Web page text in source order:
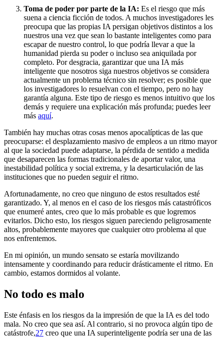
Toma de poder por parte de la IA: Es el riesgo que más
suena a ciencia ficción de todos. A muchos investigadores les
preocupa que las propias IA persigan objetivos distintos a los
nuestros una vez que sean lo bastante inteligentes como para
escapar de nuestro control, lo que podría llevar a que la
humanidad pierda su poder o incluso sea aniquilada por
completo. Por desgracia, garantizar que una IA más
inteligente que nosotros siga nuestros objetivos se considera
actualmente un problema técnico sin resolver; es posible que
los investigadores lo resuelvan con el tiempo, pero no hay
garantía alguna. Este tipo de riesgo es menos intuitivo que los
demás y requiere una explicación más profunda; puedes leer
más aquí.
También hay muchas otras cosas menos apocalípticas de las que
preocuparse: el desplazamiento masivo de empleos a un ritmo mayor
al que la sociedad puede adaptarse, la pérdida de sentido a medida
que desaparecen las formas tradicionales de aportar valor, una
inestabilidad política y social extrema, y la desarticulación de las
instituciones que no pueden seguir el ritmo.
Afortunadamente, no creo que ninguno de estos resultados esté
garantizado. Y, al menos en el caso de los riesgos más catastróficos
que enumeré antes, creo que lo más probable es que logremos
evitarlos. Dicho esto, los riesgos siguen pareciendo peligrosamente
altos, probablemente mayores que cualquier otro problema al que
nos enfrentemos.
En mi opinión, un mundo sensato se estaría movilizando
intensamente y coordinando para reducir drásticamente el ritmo. En
cambio, estamos dormidos al volante.
No todo es malo
Este énfasis en los riesgos da la impresión de que la IA es del todo
mala. No creo que sea así. Al contrario, si no provoca algún tipo de
catástrofe,⁠27 creo que una IA superinteligente podría ser una de las